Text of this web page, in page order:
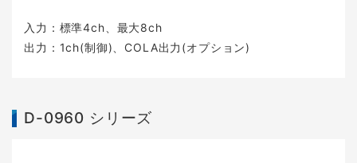
入力：標準4ch、最大8ch
出力：1ch(制御)、COLA出力(オプション)
D-0960 シリーズ